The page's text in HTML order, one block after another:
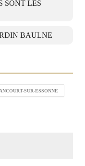
SONT LES
BAULNE
SUR-ESSONNE